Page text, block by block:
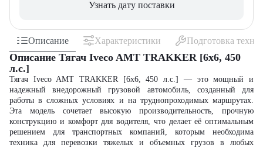
Узнать дату поставки
Описание Характеристики Подготовка
Описание Тягач Iveco AMT TRAKKER [6x6, 450
л.с.]
Тягач Iveco AMT TRAKKER [6x6, 450 л.с.] — это мощный и
надежный внедорожный грузовой автомобиль, созданный для
работы в сложных условиях и на труднопроходимых маршрутах.
Эта модель сочетает высокую производительность, прочную
конструкцию и комфорт для водителя, что делает её оптимальным
решением для транспортных компаний, которым необходима
техника для перевозки тяжелых и объемных грузов в любых